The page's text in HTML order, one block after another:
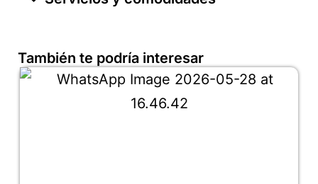
También te podría interesar